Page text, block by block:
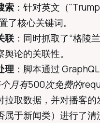
索：针对英文（
了核心关键词。
联：同时抓取了“格陵
论的关联性。
理 ：脚本通过
月有500次免费的
拉取数据，并对播客
属于新闻类）进行了清